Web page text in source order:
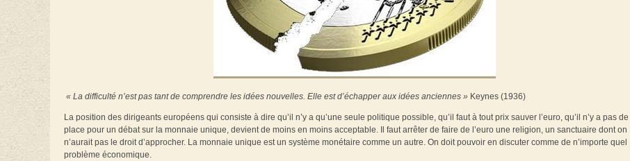
« La difficulté n’est pas tant de comprendre les idées nouvelles. Elle est d’échapper aux idées anciennes » Keynes (1936)
La position des dirigeants européens qui consiste à dire qu’il n’y a qu’une seule politique possible, qu’il faut à tout prix sauver l’euro, qu’il n’y a pas de
place pour un débat sur la monnaie unique, devient de moins en moins acceptable. Il faut arrêter de faire de l’euro une religion, un sanctuaire dont on
n’aurait pas le droit d’approcher. La monnaie unique est un système monétaire comme un autre. On doit pouvoir en discuter comme de n’importe quel
problème économique.